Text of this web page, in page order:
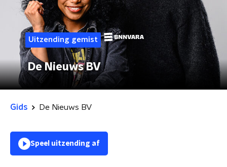
Uitzending gemist
De Nieuws BV
Gids De Nieuws BV
Speel uitzending af